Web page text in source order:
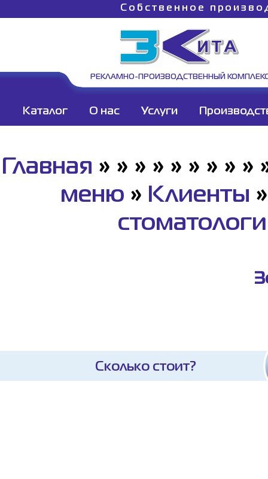
Собственное
РЕКЛАМНО-ПРОИЗВОДСТВЕННЫЙ
Каталог О нас Услуги
Главная » » » » » » » » »
меню » Клиенты
Сколько стоит?